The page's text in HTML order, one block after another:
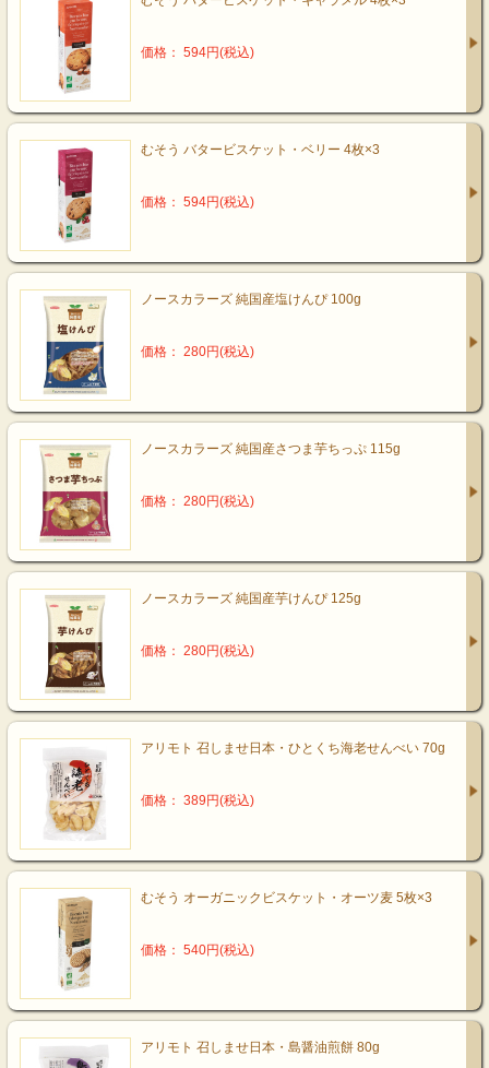
価格： 594円(税込)
むそう バタービスケット・ベリー 4枚×3
価格： 594円(税込)
ノースカラーズ 純国産塩けんぴ 100g
価格： 280円(税込)
ノースカラーズ 純国産さつま芋ちっぷ 115g
価格： 280円(税込)
ノースカラーズ 純国産芋けんぴ 125g
価格： 280円(税込)
アリモト 召しませ日本・ひとくち海老せんべい 70g
価格： 389円(税込)
むそう オーガニックビスケット・オーツ麦 5枚×3
価格： 540円(税込)
アリモト 召しませ日本・島醤油煎餅 80g